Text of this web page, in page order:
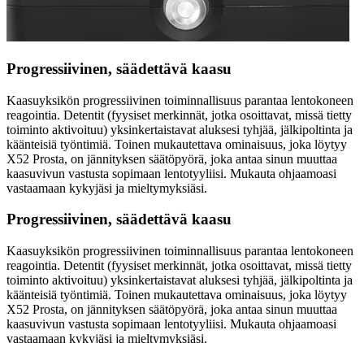
Progressiivinen, säädettävä kaasu
Kaasuyksikön progressiivinen toiminnallisuus parantaa lentokoneen
reagointia. Detentit (fyysiset merkinnät, jotka osoittavat, missä tietty
toiminto aktivoituu) yksinkertaistavat aluksesi tyhjää, jälkipoltinta ja
käänteisiä työntimiä. Toinen mukautettava ominaisuus, joka löytyy
X52 Prosta, on jännityksen säätöpyörä, joka antaa sinun muuttaa
kaasuvivun vastusta sopimaan lentotyyliisi. Mukauta ohjaamoasi
vastaamaan kykyjäsi ja mieltymyksiäsi.
Progressiivinen, säädettävä kaasu
Kaasuyksikön progressiivinen toiminnallisuus parantaa lentokoneen
reagointia. Detentit (fyysiset merkinnät, jotka osoittavat, missä tietty
toiminto aktivoituu) yksinkertaistavat aluksesi tyhjää, jälkipoltinta ja
käänteisiä työntimiä. Toinen mukautettava ominaisuus, joka löytyy
X52 Prosta, on jännityksen säätöpyörä, joka antaa sinun muuttaa
kaasuvivun vastusta sopimaan lentotyyliisi. Mukauta ohjaamoasi
vastaamaan kykyjäsi ja mieltymyksiäsi.